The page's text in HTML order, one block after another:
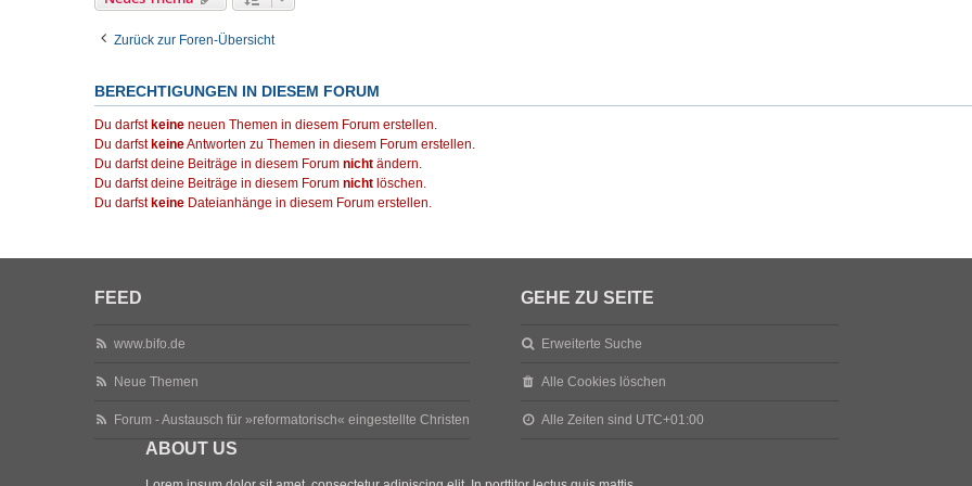
Zurück zur Foren-Übersicht
BERECHTIGUNGEN IN DIESEM FORUM
Du darfst keine neuen Themen in diesem Forum erstellen.
Du darfst keineAntworten zu Themen in diesem Forum erstellen.
Du darfst deine Beiträge in diesem Forum nicht ändern.
Du darfst deine Beiträge in diesem Forum nicht löschen.
Du darfst keine Dateianhänge in diesem Forum erstellen.
FEED
www.bifo.de
Neue Themen
Forum - Austausch für »reformatorisch« eingestellte Christen
GEHE ZU SEITE
Erweiterte Suche
Alle Cookies löschen
Alle Zeiten sind UTC+01:00
ABOUT US